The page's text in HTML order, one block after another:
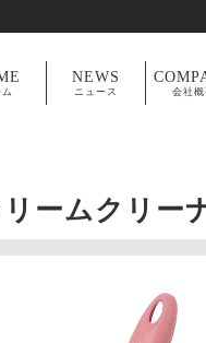
NEWS
ニュース 会社概
ームクリー